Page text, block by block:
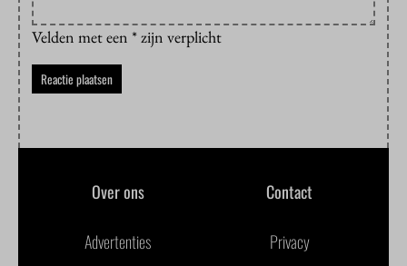
Velden met een * zijn verplicht
Over ons Contact
Advertenties Privacy